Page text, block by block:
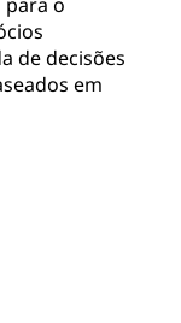
de decisões
em